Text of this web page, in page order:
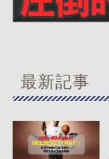
最新記事